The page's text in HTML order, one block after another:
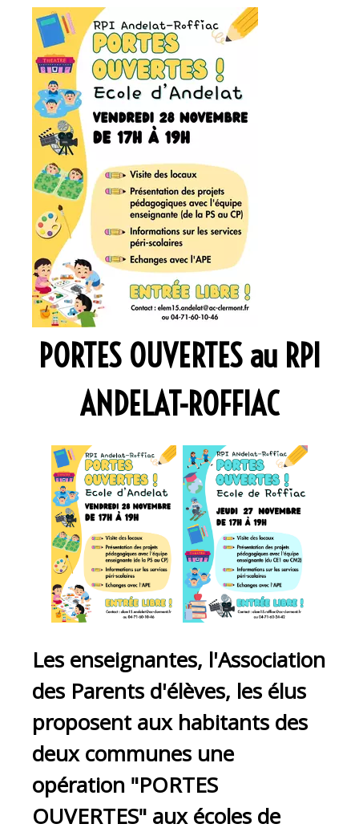
PORTES OUVERTES au RPI
ANDELAT-ROFFIAC
Les enseignantes, l'Association
des Parents d'élèves, les élus
proposent aux habitants des
deux communes une
opération "PORTES
OUVERTES" aux écoles de